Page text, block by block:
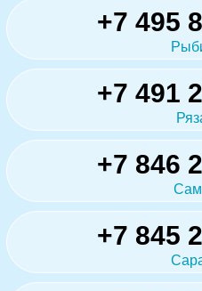
+7 495
+7 491
+7 846
+7 845